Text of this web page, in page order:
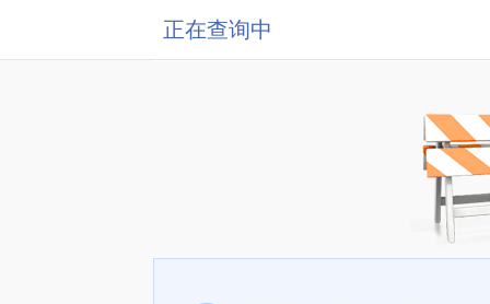
正在查询中